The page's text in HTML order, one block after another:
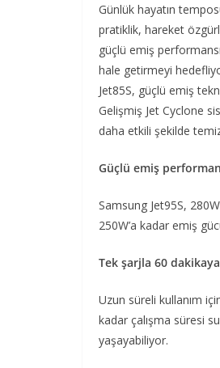
Günlük hayatın
pratiklik, hareket
güçlü emiş
hale getirmeyi
Jet85S, güçlü emiş
Gelişmiş Jet Cyclone
daha etkili şekilde
Güçlü emiş
Samsung Jet95S,
250W’a kadar emiş
Tek şarjla 60
Uzun süreli kullanım
kadar çalışma süresi
yaşayabiliyor.